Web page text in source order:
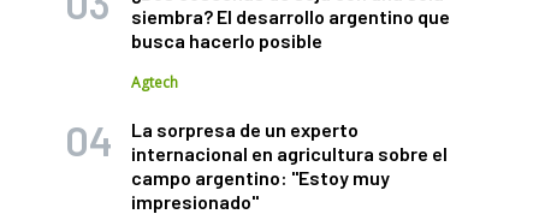
siembra? El desarrollo argentino que
busca hacerlo posible
Agtech
La sorpresa de un experto
internacional en agricultura sobre el
campo argentino: "Estoy muy
impresionado"